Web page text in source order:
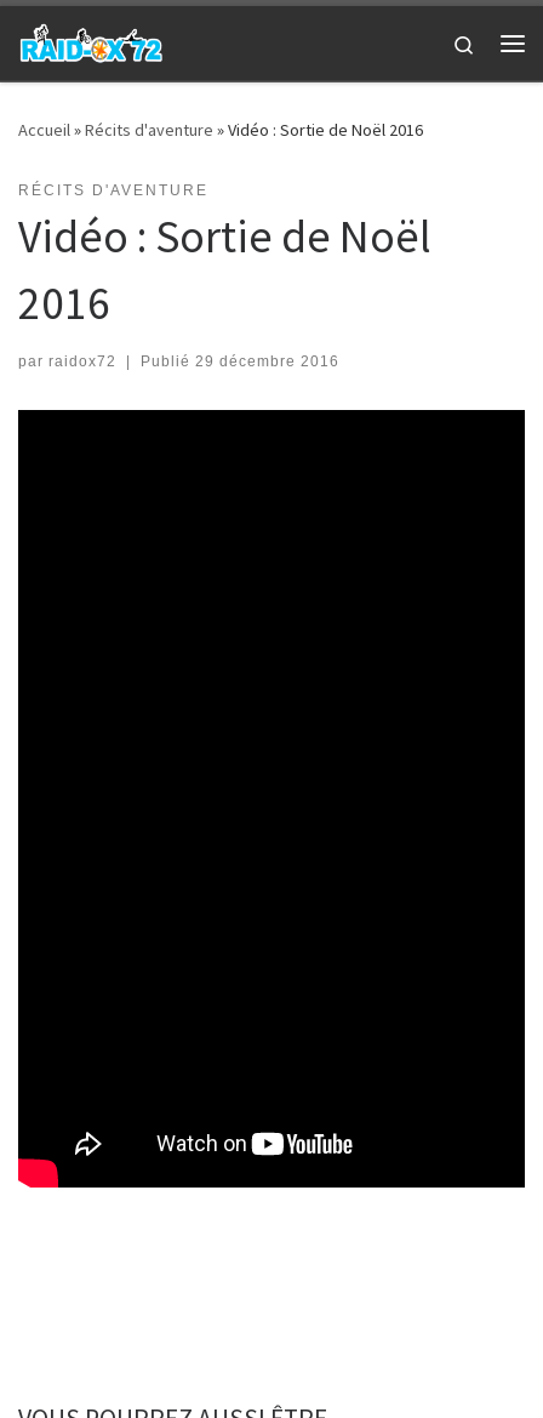
Passer au contenu
Search
Accueil»Récits d'aventure »Vidéo : Sortie de Noël 2016
RÉCITS D'AVENTURE
Vidéo : Sortie de Noël
2016
par raidox72 | Publié 29 décembre 2016